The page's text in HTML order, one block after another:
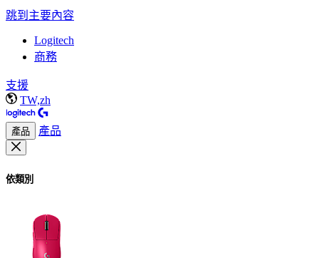
跳到主要內容
Logitech
商務
支援
TW,zh
產品 產品
依類別